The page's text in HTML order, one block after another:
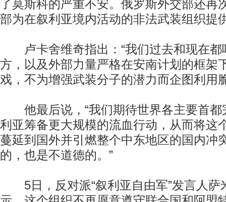
了莫斯科的严重不安。俄罗斯外交部还再
部为在叙利亚境内活动的非法武装组织提
卢卡舍维奇指出：“我们过去和现在都
方，以及外部力量严格在安南计划的框架
戏，不为增强武装分子的潜力而企图利用
他最后说，“我们期待世界各主要首都
利亚筹备更大规模的流血行动，从而将这
蔓延到国外并引燃整个中东地区的国内冲
的，也是不道德的。”
5日，反对派“叙利亚自由军”发言人萨